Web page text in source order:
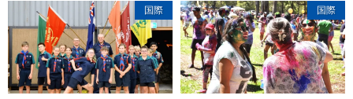
国際 国際